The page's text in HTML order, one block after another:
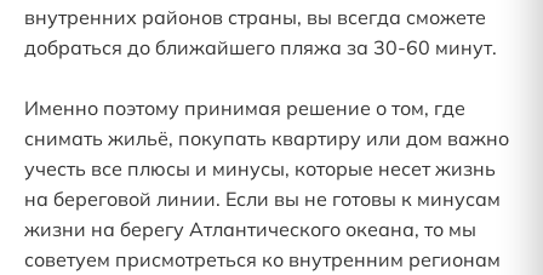
внутренних районов страны, вы всегда сможете
добраться до ближайшего пляжа за 30-60 минут.
Именно поэтому принимая решение о том, где
снимать жильё, покупать квартиру или дом важно
учесть все плюсы и минусы, которые несет жизнь
на береговой линии. Если вы не готовы к минусам
жизни на берегу Атлантического океана, то мы
советуем присмотреться ко внутренним регионам